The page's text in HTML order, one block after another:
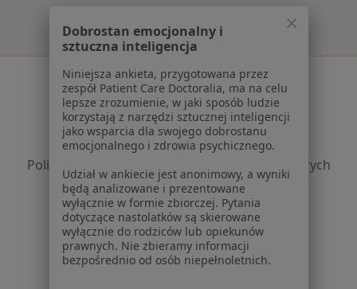
Serwis
Regulamin
Polityka prywatności pacjentów
Polityka prywatności profesjonalistów
Polityka prywatności dla profesjonalistów, których
dane pozyskaliśmy samodzielnie
Polityka cookies
Jak działają wyniki wyszukiwania
Dostępność
O nas
Dobrostan emocjonalny i
sztuczna inteligencja
Niniejsza ankieta, przygotowana przez
zespół Patient Care Doctoralia, ma na celu
lepsze zrozumienie, w jaki sposób ludzie
korzystają z narzędzi sztucznej inteligencji
jako wsparcia dla swojego dobrostanu
emocjonalnego i zdrowia psychicznego.
Udział w ankiecie jest anonimowy, a wyniki
będą analizowane i prezentowane
wyłącznie w formie zbiorczej. Pytania
dotyczące nastolatków są skierowane
wyłącznie do rodziców lub opiekunów
prawnych. Nie zbieramy informacji
bezpośrednio od osób niepełnoletnich.